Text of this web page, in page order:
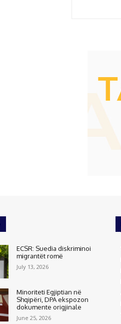
ECSR: Suedia diskriminoi
migrantët romë
July 13, 2026
Minoriteti Egjiptian në
Shqipëri, DPA ekspozon
dokumente origjinale
June 25, 2026